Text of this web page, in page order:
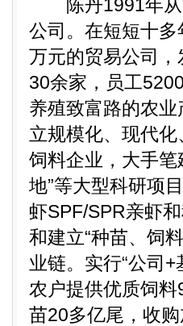
陈丹1991年从
公司。在短短十
万元的贸易公司
30余家，员工
养殖致富路的农
立规模化、现代
饲料企业，大手笔
地”等大型科研项
虾SPF/SPR亲虾
和建立“种苗、饲
业链。实行“公司+
农户提供优质饲
苗20多亿尾，收